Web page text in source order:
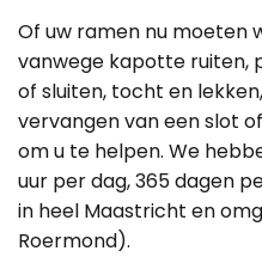
Of uw ramen nu moeten
vanwege kapotte ruiten,
of sluiten, tocht en
vervangen van een slot
om u te helpen. We
uur per dag, 365 dagen
in heel Maastricht en
Roermond).